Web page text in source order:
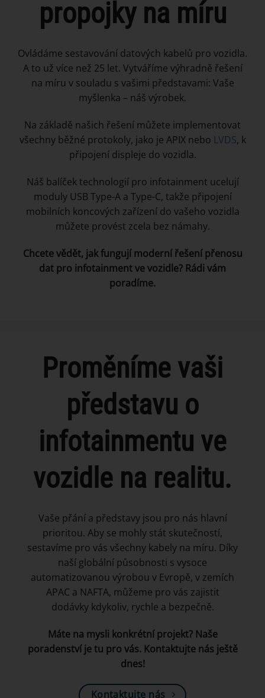
propojky na míru
Ovládáme sestavování datových kabelů pro vozidla.
A to už více než 25 let. Vytváříme výhradně řešení
na míru v souladu s vašimi představami: Vaše
myšlenka – náš výrobek.
Na základě našich řešení můžete implementovat
všechny běžné protokoly, jako je APIX nebo LVDS, k
připojení displeje do vozidla.
Náš balíček technologií pro infotainment ucelují
moduly USB Type-A a Type-C, takže připojení
mobilních koncových zařízení do vašeho vozidla
můžete provést zcela bez námahy.
Chcete vědět, jak fungují moderní řešení přenosu
dat pro infotainment ve vozidle? Rádi vám
poradíme.
Proměníme vaši
představu o
infotainmentu ve
vozidle na realitu.
Vaše přání a představy jsou pro nás hlavní
prioritou. Aby se mohly stát skutečností,
sestavíme pro vás všechny kabely na míru. Díky
naší globální působnosti s vysoce
automatizovanou výrobou v Evropě, v zemích
APAC a NAFTA, můžeme pro vás zajistit
dodávky kdykoliv, rychle a bezpečně.
Máte na mysli konkrétní projekt? Naše
poradenství je tu pro vás. Kontaktujte nás ještě
dnes!
Kontaktujte nás